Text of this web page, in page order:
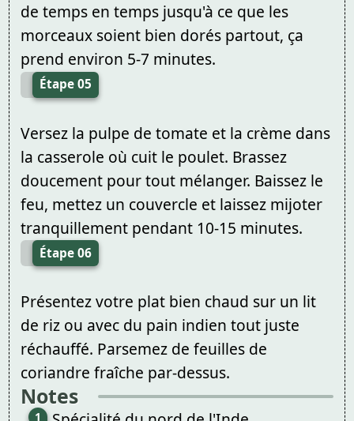
de temps en temps jusqu'à ce que les
morceaux soient bien dorés partout, ça
prend environ 5-7 minutes.
Étape 05
Versez la pulpe de tomate et la crème dans
la casserole où cuit le poulet. Brassez
doucement pour tout mélanger. Baissez le
feu, mettez un couvercle et laissez mijoter
tranquillement pendant 10-15 minutes.
Étape 06
Présentez votre plat bien chaud sur un lit
de riz ou avec du pain indien tout juste
réchauffé. Parsemez de feuilles de
coriandre fraîche par-dessus.
Notes